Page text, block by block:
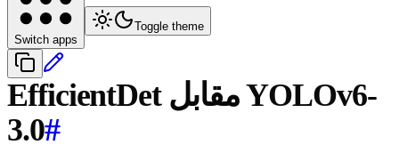
Switch apps
Toggle theme
EfficientDet مقابل YOLOv6-
3.0#